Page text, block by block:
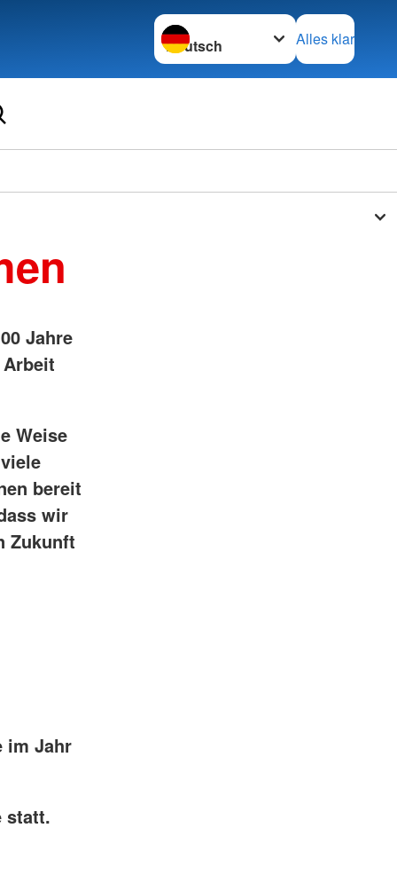
Sprache wechseln zu
Alles klar
Jahre
Weise
bereit
wir
Zukunft
im Jahr
statt.